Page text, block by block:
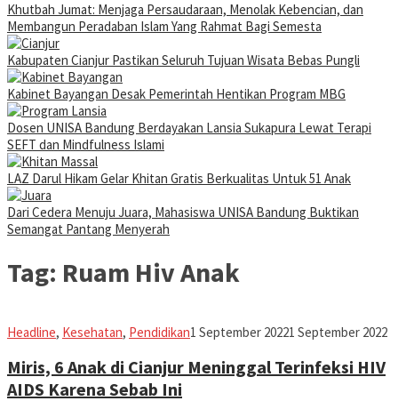
Khutbah Jumat: Menjaga Persaudaraan, Menolak Kebencian, dan
Membangun Peradaban Islam Yang Rahmat Bagi Semesta
Kabupaten Cianjur Pastikan Seluruh Tujuan Wisata Bebas Pungli
Kabinet Bayangan Desak Pemerintah Hentikan Program MBG
Dosen UNISA Bandung Berdayakan Lansia Sukapura Lewat Terapi
SEFT dan Mindfulness Islami
LAZ Darul Hikam Gelar Khitan Gratis Berkualitas Untuk 51 Anak
Dari Cedera Menuju Juara, Mahasiswa UNISA Bandung Buktikan
Semangat Pantang Menyerah
Tag: Ruam Hiv Anak
Headline, Kesehatan, PendidikanIman
1 September 20221 September 2022
Miris, 6 Anak di Cianjur Meninggal Terinfeksi HIV
AIDS Karena Sebab Ini